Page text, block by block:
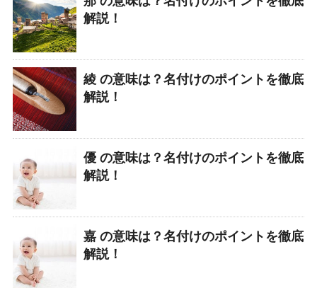
解説！
綾 の意味は？名付けのポイントを徹底
解説！
優 の意味は？名付けのポイントを徹底
解説！
嘉 の意味は？名付けのポイントを徹底
解説！